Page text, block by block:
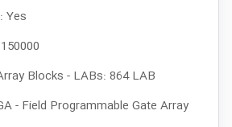
Yes
150000
Blocks - LABs: 864 LAB
- Field Programmable Gate Array